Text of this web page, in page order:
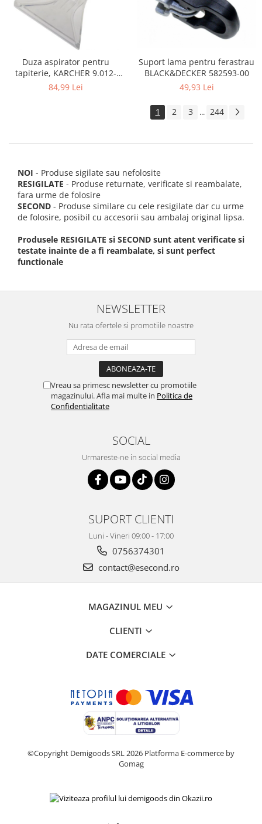
Duza aspirator pentru
tapiterie, KARCHER 9.012-
278.0, SE4001, SE4002, SE5100
84,99 Lei
Suport lama pentru ferastrau
BLACK&DECKER 582593-00
49,93 Lei
1 2 3 ... 244
NOI - Produse sigilate sau nefolosite
RESIGILATE - Produse returnate, verificate si reambalate,
fara urme de folosire
SECOND - Produse similare cu cele resigilate dar cu urme
de folosire, posibil cu accesorii sau ambalaj original lipsa.
Produsele RESIGILATE si SECOND sunt atent verificate si
testate inainte de a fi reambalate, si sunt perfect
functionale
NEWSLETTER
Nu rata ofertele si promotiile noastre
Vreau sa primesc newsletter cu promotiile
magazinului. Afla mai multe in Politica de
Confidentialitate
SOCIAL
Urmareste-ne in social media
SUPORT CLIENTI
Luni - Vineri 09:00 - 17:00
0756374301
contact@esecond.ro
MAGAZINUL MEU
CLIENTI
DATE COMERCIALE
©Copyright Demigoods SRL 2026 Platforma E-commerce by
Gomag